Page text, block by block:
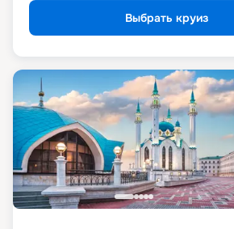
Выбрать круиз